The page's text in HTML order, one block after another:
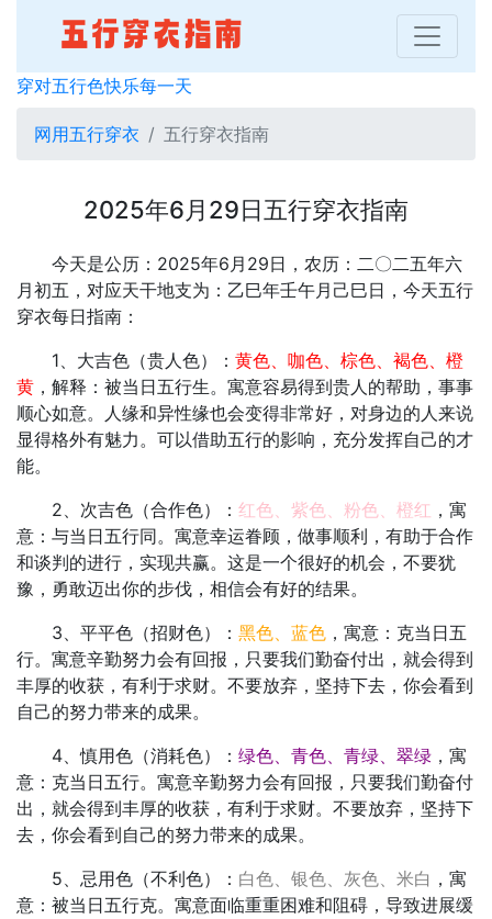
穿对五行色快乐每一天
网用五行穿衣 五行穿衣指南
2025年6月29日五行穿衣指南
今天是公历：2025年6月29日，农历：二〇二五年六
月初五，对应天干地支为：乙巳年壬午月己巳日，今天五行
穿衣每日指南：
1、大吉色（贵人色）： 黄色、咖色、棕色、褐色、橙
黄 ，解释：被当日五行生。寓意容易得到贵人的帮助，事事
顺心如意。人缘和异性缘也会变得非常好，对身边的人来说
显得格外有魅力。可以借助五行的影响，充分发挥自己的才
能。
2、次吉色（合作色）： 红色、紫色、粉色、橙红 ，寓
意：与当日五行同。寓意幸运眷顾，做事顺利，有助于合作
和谈判的进行，实现共赢。这是一个很好的机会，不要犹
豫，勇敢迈出你的步伐，相信会有好的结果。
3、平平色（招财色）： 黑色、蓝色 ，寓意：克当日五
行。寓意辛勤努力会有回报，只要我们勤奋付出，就会得到
丰厚的收获，有利于求财。不要放弃，坚持下去，你会看到
自己的努力带来的成果。
4、慎用色（消耗色）： 绿色、青色、青绿、翠绿 ，寓
意：克当日五行。寓意辛勤努力会有回报，只要我们勤奋付
出，就会得到丰厚的收获，有利于求财。不要放弃，坚持下
去，你会看到自己的努力带来的成果。
5、忌用色（不利色）： 白色、银色、灰色、米白 ，寓
意：被当日五行克。寓意面临重重困难和阻碍，导致进展缓